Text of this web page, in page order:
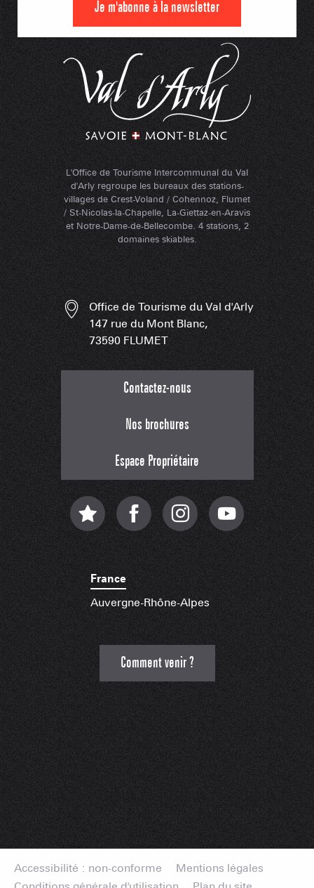
L'Office de Tourisme Intercommunal du Val
d'Arly regroupe les bureaux des stations-
villages de Crest-Voland / Cohennoz, Flumet
/ St-Nicolas-la-Chapelle, La-Giettaz-en-Aravis
et Notre-Dame-de-Bellecombe. 4 stations, 2
domaines skiables.
Je m'abonne à la newsletter
Office de Tourisme du Val d'Arly
147 rue du Mont Blanc,
73590 FLUMET
Contactez-nous
Nos brochures
Espace Propriétaire
France
Auvergne-Rhône-Alpes
Comment venir ?
Accessibilité : non-conforme
Mentions légales